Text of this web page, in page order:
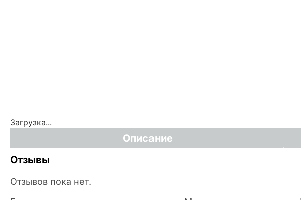
Загрузка...
Описание
Отзывы
Отзывов пока нет.